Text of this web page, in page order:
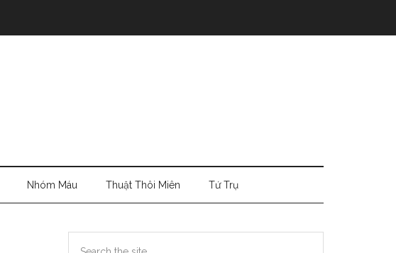
Nhóm Máu Thuật Thôi Miên Tứ Trụ
Primary